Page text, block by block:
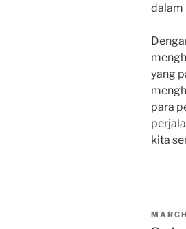
dalam
yang
para
kita